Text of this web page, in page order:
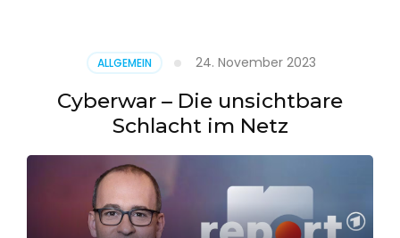
ALLGEMEIN 24. November 2023
Cyberwar – Die unsichtbare
Schlacht im Netz